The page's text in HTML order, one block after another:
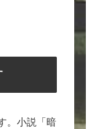
。小説「暗